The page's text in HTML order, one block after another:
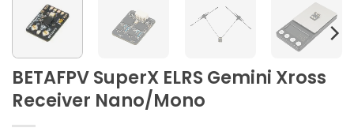
BETAFPV SuperX ELRS Gemini Xross
Receiver Nano/Mono